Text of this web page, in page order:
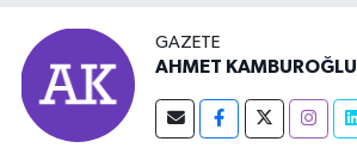
GAZETE
AHMET KAMBUROĞLU